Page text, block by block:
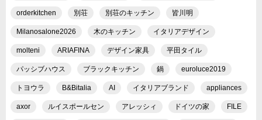
orderkitchen 別荘 別荘のキッチン 皆川明
Milanosalone2026 木のキッチン イタリアデザイン
molteni ARIAFINA デザイン家具 平田タイル
パッシブハウス ブラックキッチン 鍋 euroluce2019
トヨウラ B&Bitalia AI イタリアブランド appliances
axor ルイスポールセン アレッシィ ドイツの家 FILE